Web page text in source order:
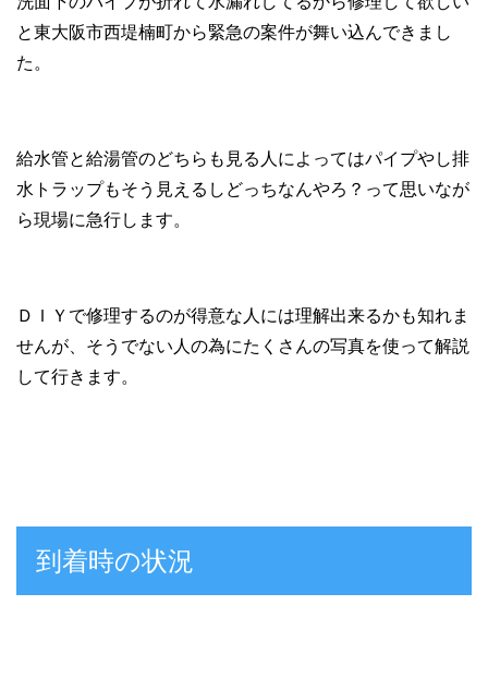
と東大阪市西堤楠町から緊急の案件が舞い込んできまし
た。
給水管と給湯管のどちらも見る人によってはパイプやし排
水トラップもそう見えるしどっちなんやろ？って思いなが
ら現場に急行します。
ＤＩＹで修理するのが得意な人には理解出来るかも知れま
せんが、そうでない人の為にたくさんの写真を使って解説
して行きます。
到着時の状況